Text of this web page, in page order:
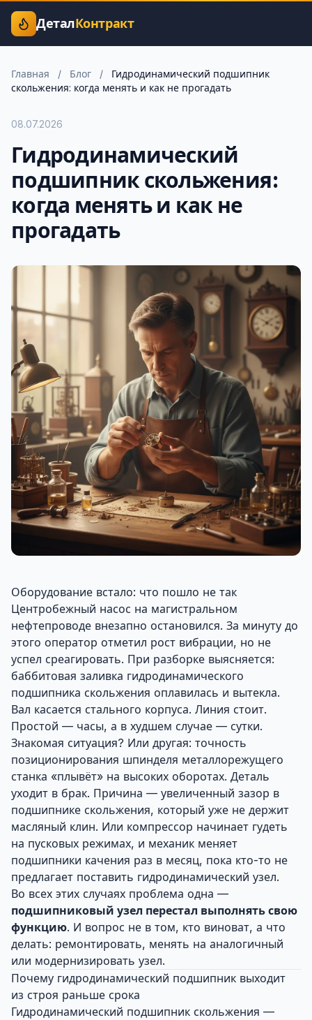
ДеталКонтракт
Главная / Блог /
Гидродинамический подшипник
скольжения: когда менять и как не прогадать
08.07.2026
Гидродинамический
подшипник скольжения:
когда менять и как не
прогадать
Оборудование встало: что пошло не так
Центробежный насос на магистральном
нефтепроводе внезапно остановился. За минуту до
этого оператор отметил рост вибрации, но не
успел среагировать. При разборке выясняется:
баббитовая заливка гидродинамического
подшипника скольжения оплавилась и вытекла.
Вал касается стального корпуса. Линия стоит.
Простой — часы, а в худшем случае — сутки.
Знакомая ситуация? Или другая: точность
позиционирования шпинделя металлорежущего
станка «плывёт» на высоких оборотах. Деталь
уходит в брак. Причина — увеличенный зазор в
подшипнике скольжения, который уже не держит
масляный клин. Или компрессор начинает гудеть
на пусковых режимах, и механик меняет
подшипники качения раз в месяц, пока кто-то не
предлагает поставить гидродинамический узел.
Во всех этих случаях проблема одна —
подшипниковый узел перестал выполнять свою
функцию. И вопрос не в том, кто виноват, а что
делать: ремонтировать, менять на аналогичный
или модернизировать узел.
Почему гидродинамический подшипник выходит
из строя раньше срока
Гидродинамический подшипник скольжения —